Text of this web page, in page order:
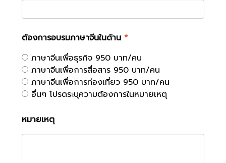
ต้องการอบรมภาษาจีนในด้าน *
ภาษาจีนเพื่อธุรกิจ 950 บาท/คน
ภาษาจีนเพื่อการสื่อสาร 950 บาท/คน
ภาษาจีนเพื่อการท่องเที่ยว 950 บาท/คน
อื่นๆ โปรดระบุความต้องการในหมายเหตุ
หมายเหตุ